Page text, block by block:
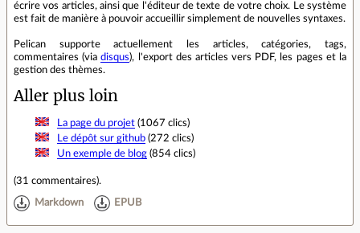
écrire vos articles, ainsi que l'éditeur de texte de votre choix. Le système
est fait de manière à pouvoir accueillir simplement de nouvelles syntaxes.
Pelican supporte actuellement les articles, catégories, tags,
commentaires (viadisqus), l'export des articles vers PDF, les pages et la
gestion des thèmes.
Aller plus loin
La page du projet(1067 clics)
Le dépôt sur github(272 clics)
Un exemple de blog(854 clics)
(31 commentaires).
Markdown EPUB